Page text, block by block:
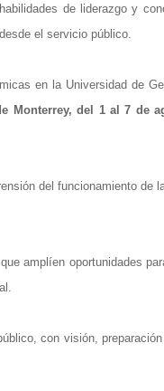
de liderazgo y
el servicio público.
en la Universidad de
Monterrey, del 1 al 7 de
del funcionamiento de
amplíen oportunidades
con visión,